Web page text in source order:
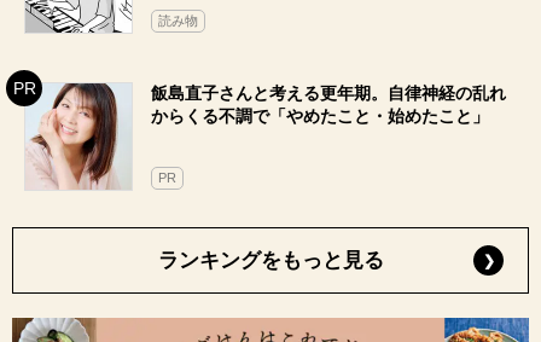
読み物
飯島直子さんと考える更年期。自律神経の乱れ
からくる不調で「やめたこと・始めたこと」
PR
ランキングをもっと見る